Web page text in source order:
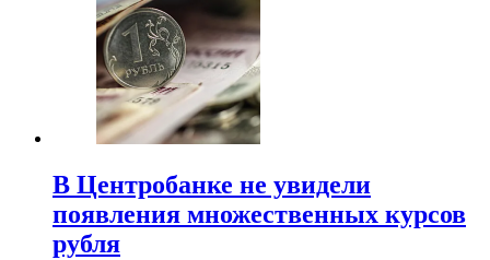
В Центробанке не увидели
появления множественных курсов
рубля